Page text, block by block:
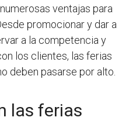
ventajas para
promocionar y dar a
a la competencia y
los clientes, las ferias
deben pasarse por alto.
las ferias